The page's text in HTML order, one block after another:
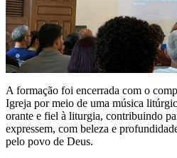
A formação foi encerrada com o
Igreja por meio de uma música
orante e fiel à liturgia, contribuindo
expressem, com beleza e
pelo povo de Deus.